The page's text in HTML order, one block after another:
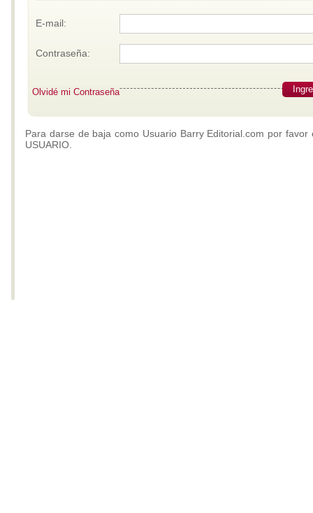
E-mail:
Contraseña:
Olvidé mi Contraseña
Para darse de baja como Usuario Barry Editorial.com por
USUARIO.